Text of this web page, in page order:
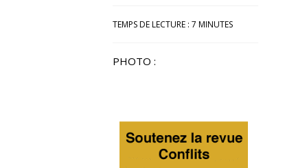
TEMPS DE LECTURE : 7 MINUTES
PHOTO :